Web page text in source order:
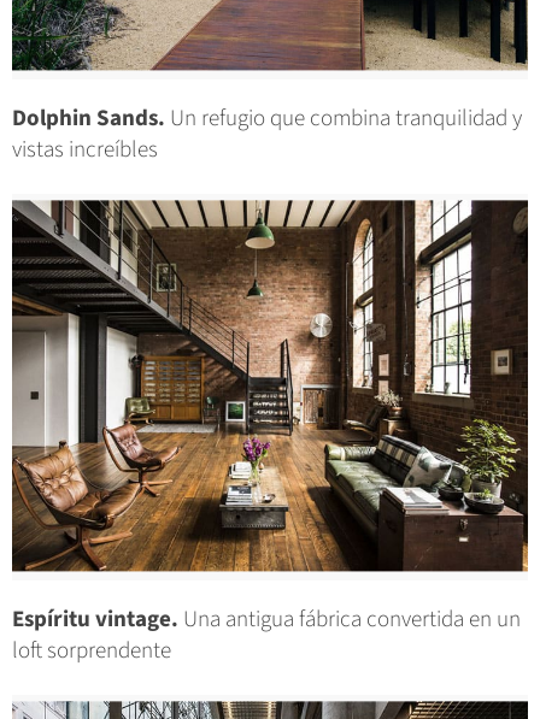
Dolphin Sands. Un refugio que combina tranquilidad y
vistas increíbles
Espíritu vintage. Una antigua fábrica convertida en un
loft sorprendente